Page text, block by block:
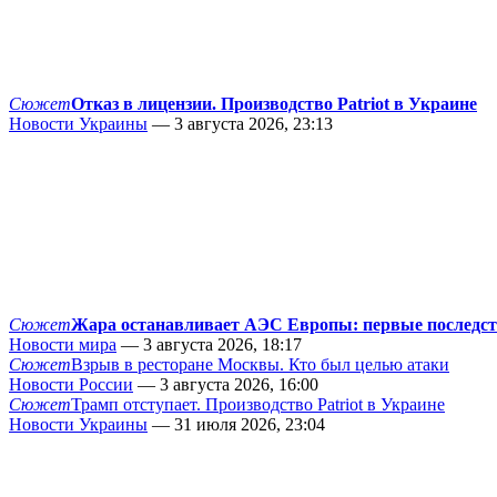
СюжетОтказ в лицензии. Производство Patriot в Украине
Новости Украины — 3 августа 2026, 23:13
СюжетЖара останавливает АЭС Европы: первые
Новости мира — 3 августа 2026, 18:17
СюжетВзрыв в ресторане Москвы. Кто был целью атаки
Новости России — 3 августа 2026, 16:00
СюжетТрамп отступает. Производство Patriot в Украине
Новости Украины — 31 июля 2026, 23:04